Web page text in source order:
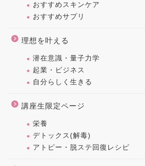
おすすめスキンケア
おすすめサプリ
理想を叶える
潜在意識・量子力学
起業・ビジネス
自分らしく生きる
講座生限定ページ
栄養
デトックス(解毒)
アトピー・脱ステ回復レシピ